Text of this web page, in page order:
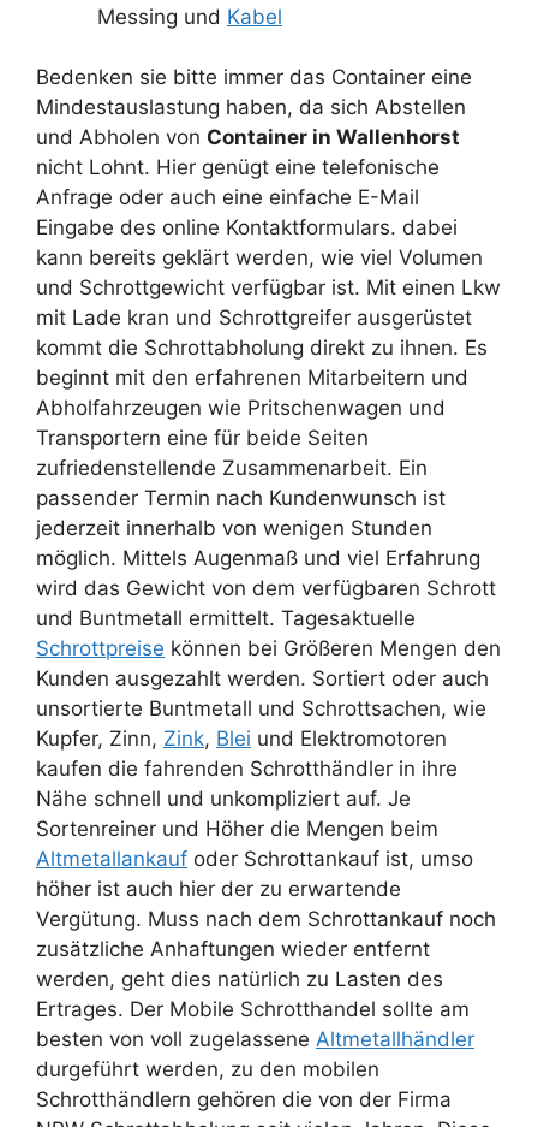
Messing und Kabel
Bedenken sie bitte immer das Container eine
Mindestauslastung haben, da sich Abstellen
und Abholen von Container in Wallenhorst
nicht Lohnt. Hier genügt eine telefonische
Anfrage oder auch eine einfache E-Mail
Eingabe des online Kontaktformulars. dabei
kann bereits geklärt werden, wie viel Volumen
und Schrottgewicht verfügbar ist. Mit einen Lkw
mit Lade kran und Schrottgreifer ausgerüstet
kommt die Schrottabholung direkt zu ihnen. Es
beginnt mit den erfahrenen Mitarbeitern und
Abholfahrzeugen wie Pritschenwagen und
Transportern eine für beide Seiten
zufriedenstellende Zusammenarbeit. Ein
passender Termin nach Kundenwunsch ist
jederzeit innerhalb von wenigen Stunden
möglich. Mittels Augenmaß und viel Erfahrung
wird das Gewicht von dem verfügbaren Schrott
und Buntmetall ermittelt. Tagesaktuelle
Schrottpreise können bei Größeren Mengen den
Kunden ausgezahlt werden. Sortiert oder auch
unsortierte Buntmetall und Schrottsachen, wie
Kupfer, Zinn, Zink, Blei und Elektromotoren
kaufen die fahrenden Schrotthändler in ihre
Nähe schnell und unkompliziert auf. Je
Sortenreiner und Höher die Mengen beim
Altmetallankauf oder Schrottankauf ist, umso
höher ist auch hier der zu erwartende
Vergütung. Muss nach dem Schrottankauf noch
zusätzliche Anhaftungen wieder entfernt
werden, geht dies natürlich zu Lasten des
Ertrages. Der Mobile Schrotthandel sollte am
besten von voll zugelassene Altmetallhändler
durgeführt werden, zu den mobilen
Schrotthändlern gehören die von der Firma